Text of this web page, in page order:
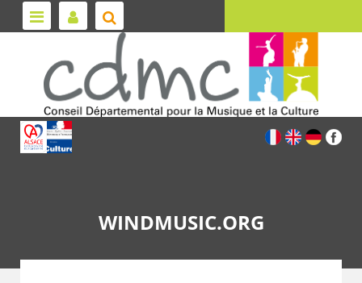
WINDMUSIC.ORG